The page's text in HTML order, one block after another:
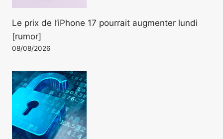
Le prix de l’iPhone 17 pourrait augmenter lundi
[rumor]
08/08/2026